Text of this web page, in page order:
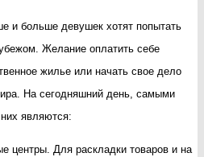
рубежом?
и больше девушек хотят попытать
Желание оплатить себе
жилье или начать свое дело
На сегодняшний день, самыми
являются:
центры. Для раскладки товаров и на